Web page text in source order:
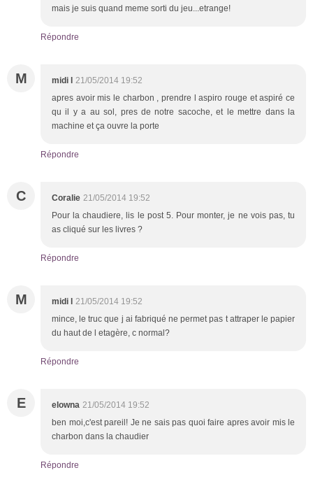
mais je suis quand meme sorti du jeu...etrange!
Répondre
M midi l 21/05/2014 19:52
apres avoir mis le charbon , prendre l aspiro rouge et aspiré ce
qu il y a au sol, pres de notre sacoche, et le mettre dans la
machine et ça ouvre la porte
Répondre
C Coralie 21/05/2014 19:52
Pour la chaudiere, lis le post 5. Pour monter, je ne vois pas, tu
as cliqué sur les livres ?
Répondre
M midi l 21/05/2014 19:52
mince, le truc que j ai fabriqué ne permet pas t attraper le papier
du haut de l etagère, c normal?
Répondre
E elowna 21/05/2014 19:52
ben moi,c'est pareil! Je ne sais pas quoi faire apres avoir mis le
charbon dans la chaudier
Répondre